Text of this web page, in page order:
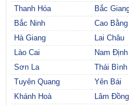
Thanh Hóa
Bắc
Bắc Ninh
Cao Bằng
Hà Giang
Lai Châu
Lào Cai
Nam Định
Sơn La
Thái Bình
Tuyên Quang
Yên Bái
Khánh Hoà
Lâm Đồng